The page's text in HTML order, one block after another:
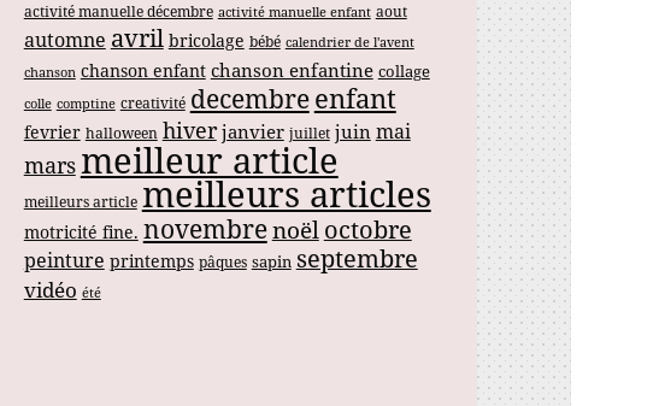
activité manuelle décembre activité manuelle enfant aout
automne avril bricolage bébé calendrier de l'avent
chanson chanson enfant chanson enfantine collage
colle comptine creativité decembreenfant
fevrier halloween hiver janvier juillet juin mai
marsmeilleur article
meilleurs article meilleurs articles
motricité fine. novembrenoëloctobre
peinture printemps pâques sapin septembre
vidéo été